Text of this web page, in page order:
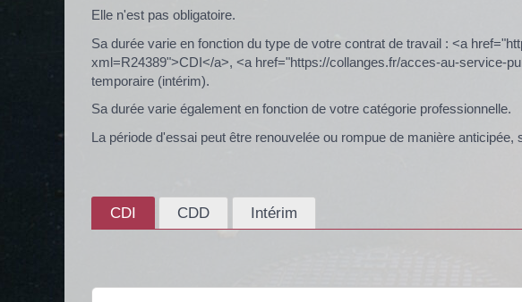
Elle n'est pas obligatoire.
Sa durée varie en fonction du type de votre contrat de travail : <a
xml=R24389">CDI</a>, <a href="https://collanges.fr/acces-au-service-
temporaire (intérim).
Sa durée varie également en fonction de votre catégorie professionnelle.
La période d'essai peut être renouvelée ou rompue de manière anticipée,
CDI CDD Intérim